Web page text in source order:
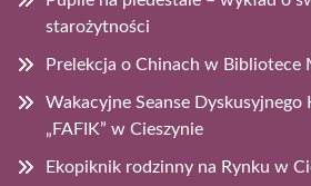
starożytności
Prelekcja o Chinach w Bibliotece
Wakacyjne Seanse
„FAFIK” w Cieszynie
Ekopiknik rodzinny na Rynku w